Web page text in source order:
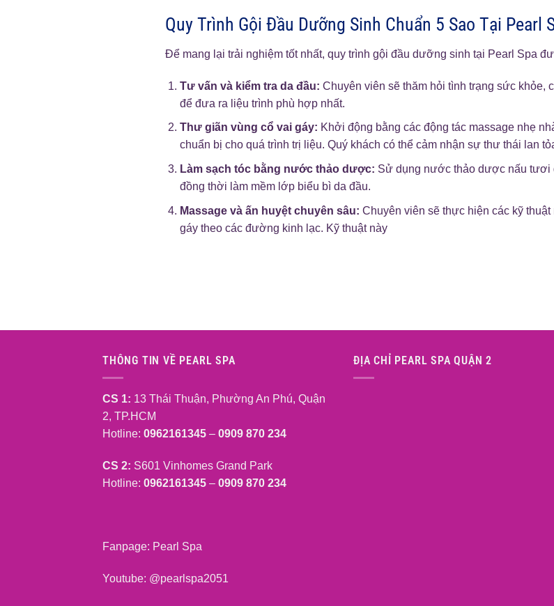
Quy Trình Gội Đầu Dưỡng Sinh Chuẩn 5 Sao Tại Pearl
Để mang lại trải nghiệm tốt nhất, quy trình gội đầu dưỡng sinh tại Pearl Spa
Tư vấn và kiểm tra da đầu: Chuyên viên sẽ thăm hỏi tình trạng sức khỏe,
để đưa ra liệu trình phù hợp nhất.
Thư giãn vùng cổ vai gáy: Khởi động bằng các động tác massage nhẹ
chuẩn bị cho quá trình trị liệu. Quý khách có thể cảm nhận sự thư thái lan
Làm sạch tóc bằng nước thảo dược: Sử dụng nước thảo dược nấu tươi
đồng thời làm mềm lớp biểu bì da đầu.
Massage và ấn huyệt chuyên sâu: Chuyên viên sẽ thực hiện các kỹ
gáy theo các đường kinh lạc. Kỹ thuật này
THÔNG TIN VỀ PEARL SPA
CS 1: 13 Thái Thuận, Phường An Phú, Quận
2, TP.HCM
Hotline: 0962161345 – 0909 870 234
CS 2: S601 Vinhomes Grand Park
Hotline: 0962161345 – 0909 870 234
Fanpage: Pearl Spa
Youtube: @pearlspa2051
ĐỊA CHỈ PEARL SPA QUẬN 2